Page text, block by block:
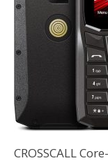
CROSSCALL